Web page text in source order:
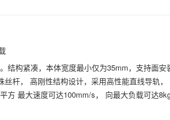
结构紧凑，本体宽度最小仅为35mm，支持面安
杆， 高刚性结构设计，采用高性能直线导轨
方 最大速度可达100mm/s， 向最大负载可达